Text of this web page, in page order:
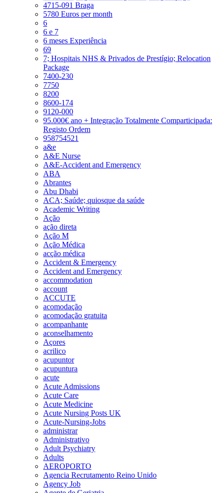
4715-091 Braga
5780 Euros per month
6
6 e 7
6 meses Experiência
69
7; Hospitais NHS & Privados de Prestígio; Relocation
Package
7400-230
7750
8200
8600-174
9120-000
95.000€ ano + Integração Totalmente Comparticipada:
Registo Ordem
958754521
a&e
A&E Nurse
A&E-Accident and Emergency
ABA
Abrantes
Abu Dhabi
ACA; Saúde; quiosque da saúde
Academic Writing
Ação
ação direta
Ação M
Ação Médica
acção médica
Accident & Emergency
Accident and Emergency
accommodation
account
ACCUTE
acomodação
acomodação gratuita
acompanhante
aconselhamento
Açores
acrilico
acupuntor
acupuntura
acute
Acute Admissions
Acute Care
Acute Medicine
Acute Nursing Posts UK
Acute-Nursing-Jobs
administrar
Administrativo
Adult Psychiatry
Adults
AEROPORTO
Agencia Recrutamento Reino Unido
Agency Job